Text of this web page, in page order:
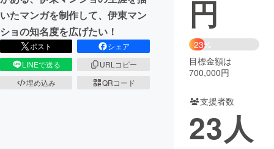
まちづくり・地域活性化
CAMPFIRE for Social Good CAMPFIRE Creation
CAMPFIREふるさと納税
コミュニティ
いたマンガを制作して、伊東マン
ショの知名度を広げたい！
ポスト
シェア
LINEで送る
URLコピー
埋め込み
QRコード
円
23%
目標金額は
700,000円
支援者数
23人